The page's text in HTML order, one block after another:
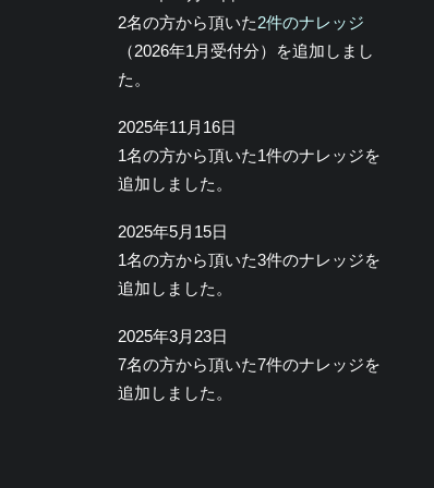
2名の方から頂いた2件のナレッジ
（2026年1月受付分）を追加しまし
た。
2025年11月16日
1名の方から頂いた1件のナレッジを
追加しました。
2025年5月15日
1名の方から頂いた3件のナレッジを
追加しました。
2025年3月23日
7名の方から頂いた7件のナレッジを
追加しました。